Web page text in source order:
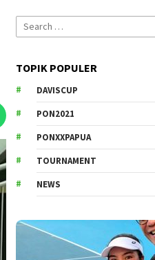
Search
for:
TOPIK POPULER
DAVISCUP
PON2021
PONXXPAPUA
TOURNAMENT
NEWS